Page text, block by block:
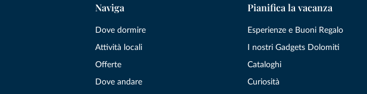
Naviga
Dove dormire
Attività locali
Offerte
Dove andare
Pianifica la vacanza
Esperienze e Buoni Regalo
I nostri Gadgets Dolomiti
Cataloghi
Curiosità